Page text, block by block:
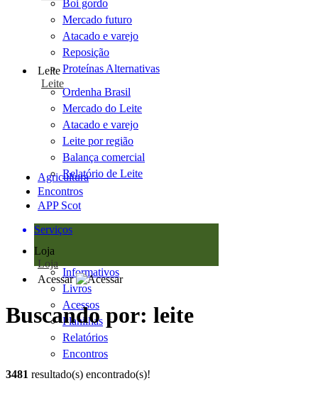
Boi gordo
Mercado futuro
Atacado e varejo
Reposição
Proteínas Alternativas
Leite
Leite
Ordenha Brasil
Mercado do Leite
Atacado e varejo
Leite por região
Balança comercial
Relatório de Leite
Agricultura
Encontros
APP Scot
Serviços
Loja
Loja
Informativos
Livros
Acessos
Planilhas
Relatórios
Encontros
Acessar
Buscando por: leite
3481 resultado(s) encontrado(s)!